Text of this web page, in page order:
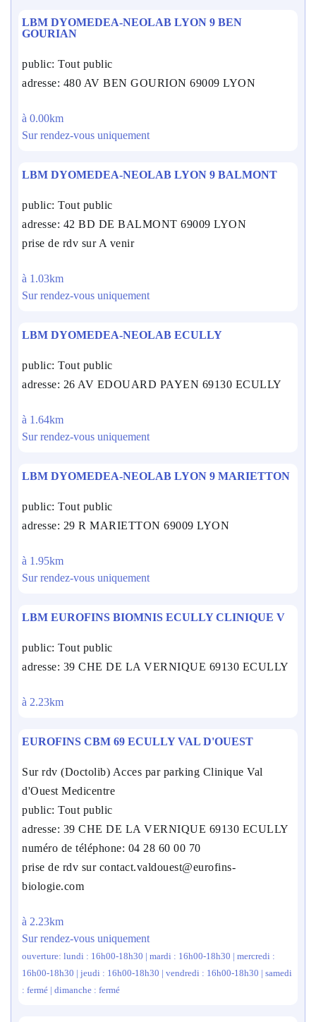
LBM DYOMEDEA-NEOLAB LYON 9 BEN
GOURIAN
public: Tout public
adresse: 480 AV BEN GOURION 69009 LYON
à 0.00km
Sur rendez-vous uniquement
LBM DYOMEDEA-NEOLAB LYON 9 BALMONT
public: Tout public
adresse: 42 BD DE BALMONT 69009 LYON
prise de rdv sur A venir
à 1.03km
Sur rendez-vous uniquement
LBM DYOMEDEA-NEOLAB ECULLY
public: Tout public
adresse: 26 AV EDOUARD PAYEN 69130 ECULLY
à 1.64km
Sur rendez-vous uniquement
LBM DYOMEDEA-NEOLAB LYON 9 MARIETTON
public: Tout public
adresse: 29 R MARIETTON 69009 LYON
à 1.95km
Sur rendez-vous uniquement
LBM EUROFINS BIOMNIS ECULLY CLINIQUE V
public: Tout public
adresse: 39 CHE DE LA VERNIQUE 69130 ECULLY
à 2.23km
EUROFINS CBM 69 ECULLY VAL D'OUEST
Sur rdv (Doctolib) Acces par parking Clinique Val
d'Ouest Medicentre
public: Tout public
adresse: 39 CHE DE LA VERNIQUE 69130 ECULLY
numéro de téléphone: 04 28 60 00 70
prise de rdv sur contact.valdouest@eurofins-
biologie.com
à 2.23km
Sur rendez-vous uniquement
ouverture: lundi : 16h00-18h30 | mardi : 16h00-18h30 | mercredi :
16h00-18h30 | jeudi : 16h00-18h30 | vendredi : 16h00-18h30 | samedi
: fermé | dimanche : fermé